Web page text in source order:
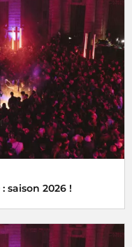
: saison 2026 !